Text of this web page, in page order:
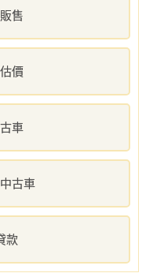
售
價
車
古車
款